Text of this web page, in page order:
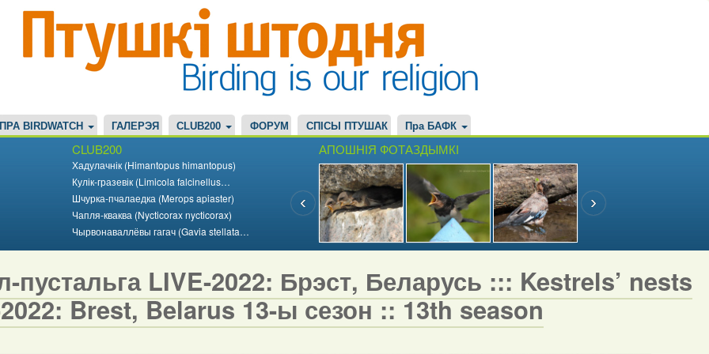
ПРА BIRDWATCH ГАЛЕРЭЯ CLUB200 ФОРУМ СПІСЫ ПТУШАК Пра БАФК
CLUB200
Хадулачнік (Himantopus himantopus)
Кулік-гразевік (Limicola falcinellus…
Шчурка-пчалаедка (Merops apiaster)
Чапля-кваква (Nycticorax nycticorax)
Чырвонаваллёвы гагач (Gavia stellata…
АПОШНІЯ ФОТАЗДЫМКІ
пустальга LIVE-2022: Брэст, Беларусь ::: Kestrels’ nests
Brest, Belarus 13-ы сезон :: 13th season